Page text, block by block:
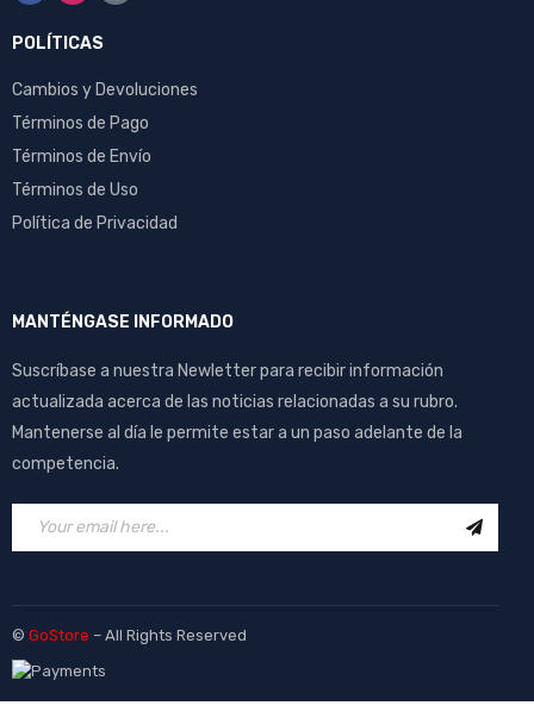
POLÍTICAS
Cambios y Devoluciones
Términos de Pago
Términos de Envío
Términos de Uso
Política de Privacidad
MANTÉNGASE INFORMADO
Suscríbase a nuestra Newletter para recibir información
actualizada acerca de las noticias relacionadas a su rubro.
Mantenerse al día le permite estar a un paso adelante de la
competencia.
© GoStore – All Rights Reserved